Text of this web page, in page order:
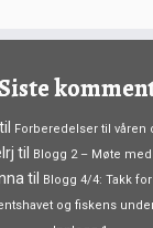
til Forberedelser til våren
til Blogg 2 – Møte
til Blogg 4/4: Takk
og fiskens